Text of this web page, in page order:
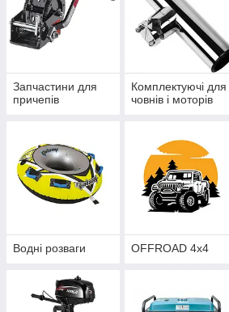
Запчастини для
причепів
Комплектуючі для
човнів і моторів
Водні розваги OFFROAD 4x4